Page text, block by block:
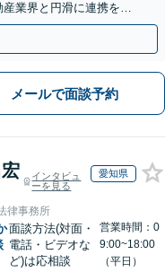
業界と円滑に連携を行
回面談無料】
メールで面談予約
インタビュ
ーを見る
愛知県
律事務所
面談方法(対面・
電話・ビデオな
ど)は応相談
営業時間：0
9:00~18:00
（平日）